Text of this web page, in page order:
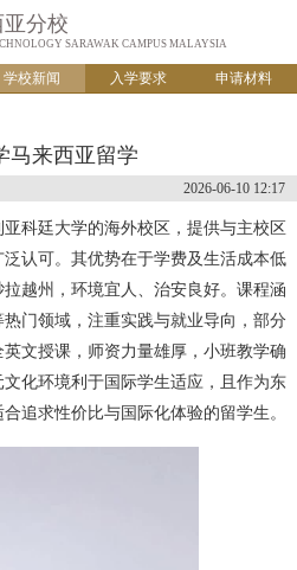
分校
SARAWAK CAMPUS MALAYSIA
学校新闻 入学要求
申请材料
马来西亚留学
2026-06-10 12:17
亚科廷大学的海外校区，提供与主校区
认可。其优势在于学费及生活成本低
越州，环境宜人、治安良好。课程涵
门领域，注重实践与就业导向，部分
文授课，师资力量雄厚，小班教学确
化环境利于国际学生适应，且作为东
追求性价比与国际化体验的留学生。